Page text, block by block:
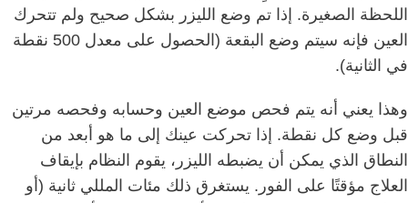
اللحظة الصغيرة. إذا تم وضع الليزر بشكل صحيح ولم تتحرك
العين فإنه سيتم وضع البقعة (الحصول على معدل 500 نقطة
في الثانية).
وهذا يعني أنه يتم فحص موضع العين وحسابه وفحصه مرتين
قبل وضع كل نقطة. إذا تحركت عينك إلى ما هو أبعد من
النطاق الذي يمكن أن يضبطه الليزر، يقوم النظام بإيقاف
العلاج مؤقتًا على الفور. يستغرق ذلك مئات المللي ثانية (أو